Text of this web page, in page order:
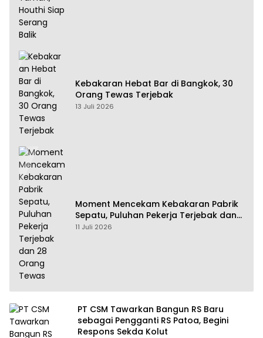
Kebakaran Hebat Bar di Bangkok, 30
Orang Tewas Terjebak
13 Juli 2026
Moment Mencekam Kebakaran Pabrik
Sepatu, Puluhan Pekerja Terjebak dan
28 Orang Tewas
11 Juli 2026
PT CSM Tawarkan Bangun RS Baru
sebagai Pengganti RS Patoa, Begini
Respons Sekda Kolut